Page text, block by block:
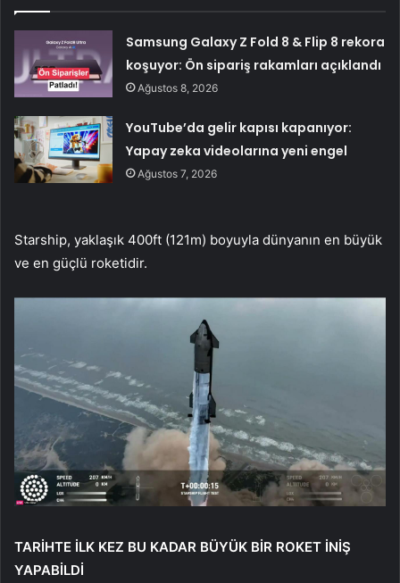
Samsung Galaxy Z Fold 8 & Flip 8 rekora
koşuyor: Ön sipariş rakamları açıklandı
Ağustos 8, 2026
YouTube’da gelir kapısı kapanıyor:
Yapay zeka videolarına yeni engel
Ağustos 7, 2026
Starship, yaklaşık 400ft (121m) boyuyla dünyanın en büyük
ve en güçlü roketidir.
TARİHTE İLK KEZ BU KADAR BÜYÜK BİR ROKET İNİŞ
YAPABİLDİ